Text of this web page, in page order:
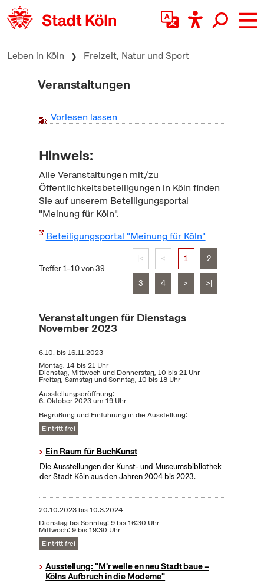
zum Inhalt springen
Leben in Köln Freizeit, Natur und Sport
Veranstaltungen
Vorlesen lassen
Hinweis:
Alle Veranstaltungen mit/zu
Öffentlichkeitsbeteiligungen in Köln finden
Sie auf unserem Beteiligungsportal
"Meinung für Köln".
Beteiligungsportal "Meinung für Köln"
Treffer 1–10 von 39
|< < 1 2
3 4 > >|
Veranstaltungen für Dienstags
November 2023
6.10. bis16.11.2023
Montag, 14 bis 21 Uhr
Dienstag, Mittwoch und Donnerstag, 10 bis 21 Uhr
Freitag, Samstag und Sonntag, 10 bis 18 Uhr
Ausstellungseröffnung:
6. Oktober 2023 um 19 Uhr
Begrüßung und Einführung in die Ausstellung:
Eintritt frei
Ein Raum für BuchKunst
Die Ausstellungen der Kunst- und Museumsbibliothek
der Stadt Köln aus den Jahren 2004 bis 2023.
20.10.2023bis10.3.2024
Dienstag bis Sonntag: 9 bis 16:30 Uhr
Mittwoch: 9 bis 19:30 Uhr
Eintritt frei
Ausstellung: "M'r welle en neu Stadt baue –
Kölns Aufbruch in die Moderne"